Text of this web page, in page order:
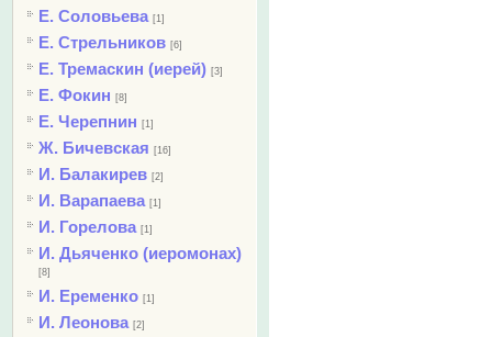
Е. Соловьева [1]
Е. Стрельников [6]
Е. Тремаскин (иерей) [3]
Е. Фокин [8]
Е. Черепнин [1]
Ж. Бичевская [16]
И. Балакирев [2]
И. Варапаева [1]
И. Горелова [1]
И. Дьяченко (иеромонах)
[8]
И. Еременко [1]
И. Леонова [2]